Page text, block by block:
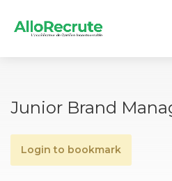
Junior Brand
Login to bookmark